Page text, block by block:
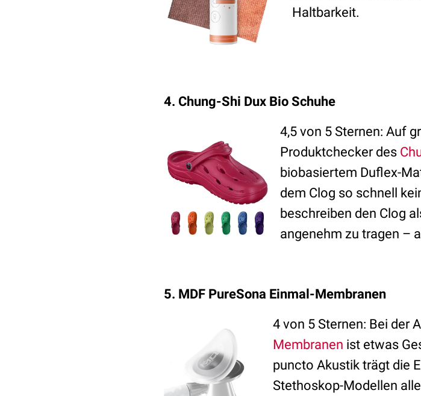
Haltbarkeit.
4. Chung-Shi Dux Bio Schuhe
4,5 von 5 Sternen: Auf
Produktchecker des
biobasiertem Duflex-
dem Clog so schnell
beschreiben den Clog
angenehm zu tragen –
5. MDF PureSona Einmal-Membranen
4 von 5 Sternen: Bei der
Membranen ist etwas
puncto Akustik trägt die
Stethoskop-Modellen